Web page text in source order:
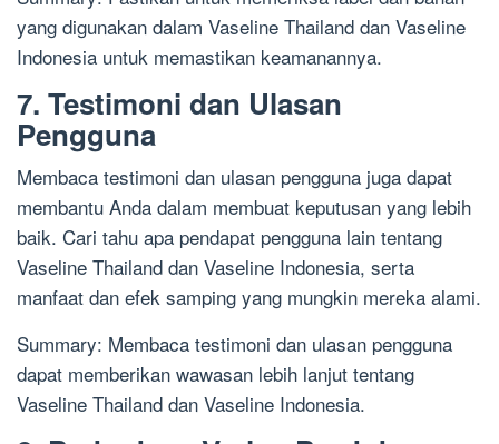
yang digunakan dalam Vaseline Thailand dan Vaseline
Indonesia untuk memastikan keamanannya.
7. Testimoni dan Ulasan
Pengguna
Membaca testimoni dan ulasan pengguna juga dapat
membantu Anda dalam membuat keputusan yang lebih
baik. Cari tahu apa pendapat pengguna lain tentang
Vaseline Thailand dan Vaseline Indonesia, serta
manfaat dan efek samping yang mungkin mereka alami.
Summary: Membaca testimoni dan ulasan pengguna
dapat memberikan wawasan lebih lanjut tentang
Vaseline Thailand dan Vaseline Indonesia.